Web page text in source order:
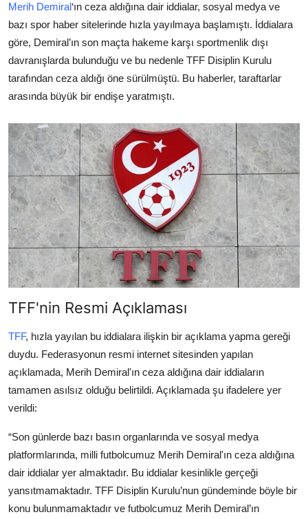
Merih Demiral‘ın ceza aldığına dair iddialar, sosyal medya ve
bazı spor haber sitelerinde hızla yayılmaya başlamıştı. İddialara
göre, Demiral’ın son maçta hakeme karşı sportmenlik dışı
davranışlarda bulunduğu ve bu nedenle TFF Disiplin Kurulu
tarafından ceza aldığı öne sürülmüştü. Bu haberler, taraftarlar
arasında büyük bir endişe yaratmıştı.
TFF'nin Resmi Açıklaması
TFF, hızla yayılan bu iddialara ilişkin bir açıklama yapma gereği
duydu. Federasyonun resmi internet sitesinden yapılan
açıklamada, Merih Demiral'ın ceza aldığına dair iddiaların
tamamen asılsız olduğu belirtildi. Açıklamada şu ifadelere yer
verildi:
“Son günlerde bazı basın organlarında ve sosyal medya
platformlarında, milli futbolcumuz Merih Demiral'ın ceza aldığına
dair iddialar yer almaktadır. Bu iddialar kesinlikle gerçeği
yansıtmamaktadır. TFF Disiplin Kurulu’nun gündeminde böyle bir
konu bulunmamaktadır ve futbolcumuz Merih Demiral’ın